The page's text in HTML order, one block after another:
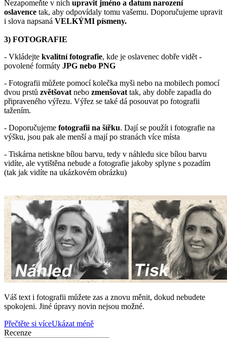
Nezapomeňte v nich upravit jméno a datum narození
oslavence tak, aby odpovídaly tomu vašemu. Doporučujeme upravit
i slova napsaná VELKÝMI písmeny.
3) FOTOGRAFIE
- Vkládejte kvalitní fotografie, kde je oslavenec dobře vidět -
povolené formáty JPG nebo PNG
- Fotografii můžete pomocí kolečka myši nebo na mobilech pomocí
dvou prstů zvětšovat nebo zmenšovat tak, aby dobře zapadla do
připraveného výřezu. Výřez se také dá posouvat po fotografii
tažením.
- Doporučujeme fotografii na šířku. Dají se použít i fotografie na
výšku, jsou pak ale menší a mají po stranách více místa
- Tiskárna netiskne bílou barvu, tedy v náhledu sice bílou barvu
vidíte, ale vytištěna nebude a fotografie jakoby splyne s pozadím
(tak jak vidíte na ukázkovém obrázku)
Váš text i fotografii můžete zas a znovu měnit, dokud nebudete
spokojeni. Jiné úpravy novin nejsou možné.
Přečtěte si víceUkázat méně
Recenze